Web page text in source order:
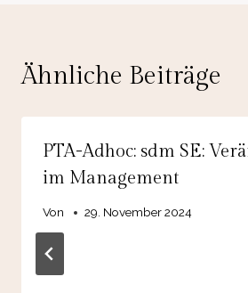
Ähnliche Beiträge
PTA-Adhoc: sdm SE:
im Management
Von 29. November 2024